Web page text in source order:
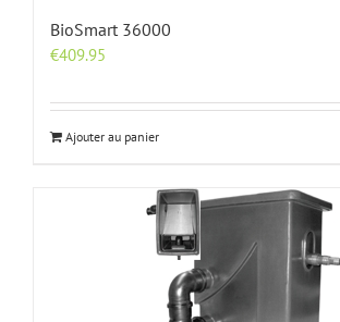
BioSmart 36000
€409.95
Ajouter au panier